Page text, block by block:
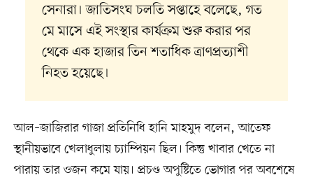
সেনারা। জাতিসংঘ চলতি সপ্তাহে বলেছে, গত
মে মাসে এই সংস্থার কার্যক্রম শুরু করার পর
থেকে এক হাজার তিন শতাধিক ত্রাণপ্রত্যাশী
নিহত হয়েছে।
আল–জাজিরার গাজা প্রতিনিধি হানি মাহমুদ বলেন, আতেফ
স্থানীয়ভাবে খেলাধুলায় চ্যাম্পিয়ন ছিল। কিন্তু খাবার খেতে না
পারায় তার ওজন কমে যায়। প্রচণ্ড অপুষ্টিতে ভোগার পর অবশেষে